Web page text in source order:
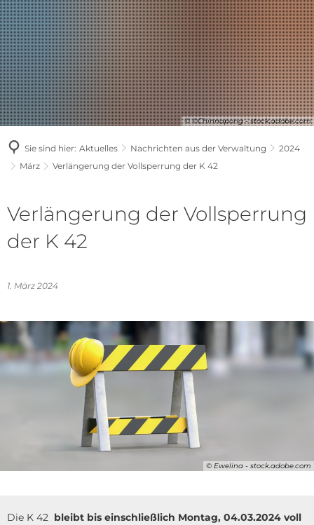
© ©Chinnapong - stock.adobe.com
Sie sind hier: Aktuelles Nachrichten aus der Verwaltung
2024
März
Verlängerung der Vollsperrung der K 42
Verlängerung der Vollsperrung
der K 42
1. März 2024
© Ewelina - stock.adobe.com
Die K 42 bleibt bis einschließlich Montag, 04.03.2024 voll